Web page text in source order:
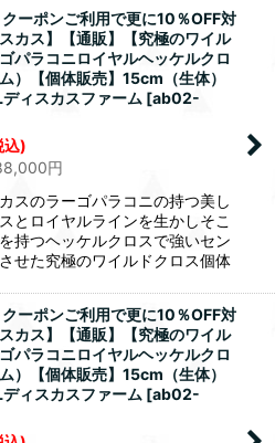
クーポンご利用で更に10％OFF対
カス】【通販】【究極のワイル
パラコニロイヤルヘッケルクロ
）【個体販売】15cm（生体）
ィスカスファーム [ab02-
込)
円
スのラーゴパラコニの持つ美し
とロイヤルラインを生かしそこ
持つヘッケルクロスで強いセン
せた究極のワイルドクロス個体
クーポンご利用で更に10％OFF対
カス】【通販】【究極のワイル
パラコニロイヤルヘッケルクロ
）【個体販売】15cm（生体）
ィスカスファーム [ab02-